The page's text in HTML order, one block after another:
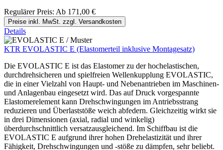
Regulärer Preis: Ab 171,00 €
Preise inkl. MwSt. zzgl. Versandkosten
Details
KTR EVOLASTIC E (Elastomerteil inklusive Montagesatz)
Die EVOLASTIC E ist das Elastomer zu der hochelastischen,
durchdrehsicheren und spielfreien Wellenkupplung EVOLASTIC,
die in einer Vielzahl von Haupt- und Nebenantrieben im Maschinen-
und Anlagenbau eingesetzt wird. Das auf Druck vorgespannte
Elastomerelement kann Drehschwingungen im Antriebsstrang
reduzieren und Überlaststöße weich abfedern. Gleichzeitig wirkt sie
in drei Dimensionen (axial, radial und winkelig)
überdurchschnittlich versatzausgleichend. Im Schiffbau ist die
EVOLASTIC E aufgrund ihrer hohen Drehelastizität und ihrer
Fähigkeit, Drehschwingungen und -stöße zu dämpfen, sehr beliebt.